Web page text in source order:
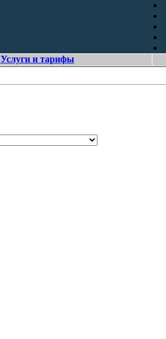
Услуги и тарифы